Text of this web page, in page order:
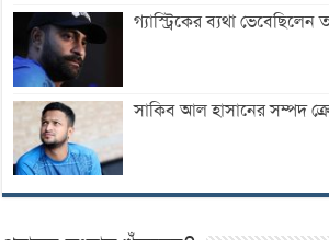
গ্যাস্ট্রিকের ব্যথা ভেবেছিলেন
সাকিব আল হাসানের সম্পদ